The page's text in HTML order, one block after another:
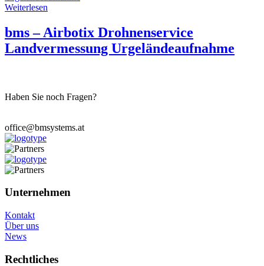
Weiterlesen
bms – Airbotix Drohnenservice
Landvermessung Urgeländeaufnahme
Haben Sie noch Fragen?
office@bmsystems.at
Unternehmen
Kontakt
Über uns
News
Rechtliches